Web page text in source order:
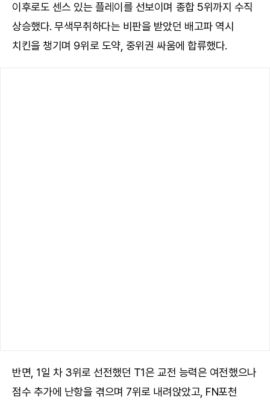
이후로도 센스 있는 플레이를 선보이며 종합 5위까지 수직
상승했다. 무색무취하다는 비판을 받았던 배고파 역시
치킨을 챙기며 9위로 도약, 중위권 싸움에 합류했다.
반면, 1일 차 3위로 선전했던 T1은 교전 능력은 여전했으나
점수 추가에 난항을 겪으며 7위로 내려앉았고, FN포천